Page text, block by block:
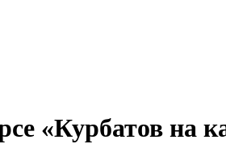
«Курбатов на